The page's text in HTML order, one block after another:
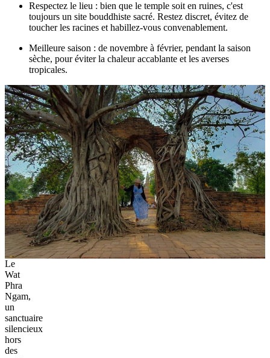
Respectez le lieu : bien que le temple soit en ruines, c'est
toujours un site bouddhiste sacré. Restez discret, évitez de
toucher les racines et habillez-vous convenablement.
Meilleure saison : de novembre à février, pendant la saison
sèche, pour éviter la chaleur accablante et les averses
tropicales.
Le
Wat
Phra
Ngam,
un
sanctuaire
silencieux
hors
des